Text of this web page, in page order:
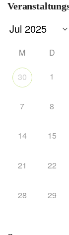
M D
30 1
7 8
14 15
21 22
28 29